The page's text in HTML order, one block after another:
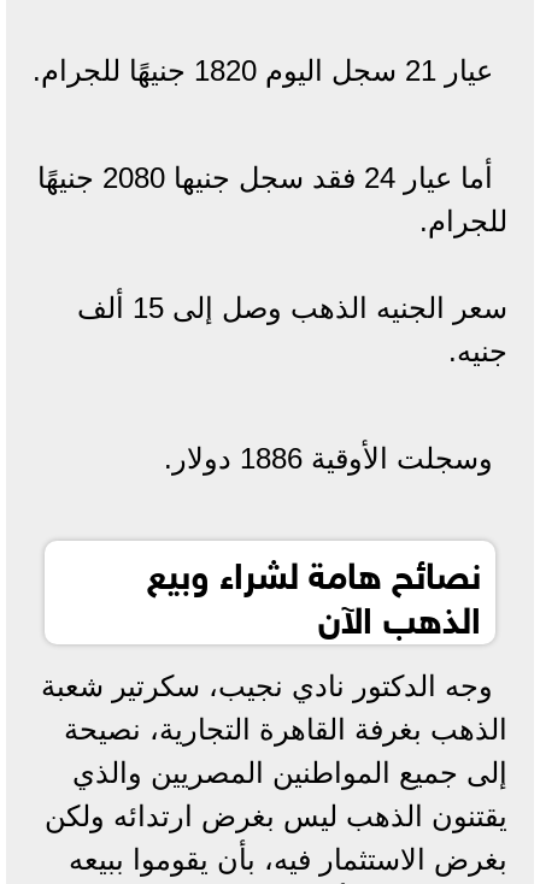
عيار 21 سجل اليوم 1820 جنيهًا للجرام.
أما عيار 24 فقد سجل جنيها 2080 جنيهًا
للجرام.
سعر الجنيه الذهب وصل إلى 15 ألف
جنيه.
وسجلت الأوقية 1886 دولار.
نصائح هامة لشراء وبيع
الذهب الآن
وجه الدكتور نادي نجيب، سكرتير شعبة
الذهب بغرفة القاهرة التجارية، نصيحة
إلى جميع المواطنين المصريين والذي
يقتنون الذهب ليس بغرض ارتدائه ولكن
بغرض الاستثمار فيه، بأن يقوموا ببيعه